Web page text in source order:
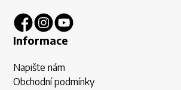
Informace
Napište nám
Obchodní podmínky